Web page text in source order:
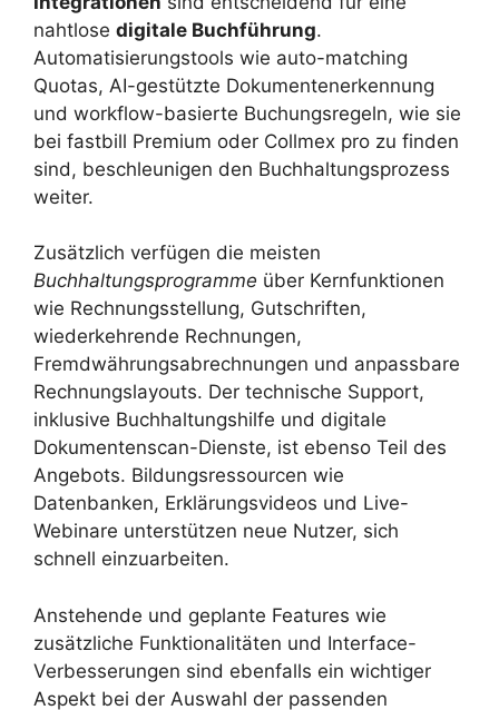
nahtlose digitale Buchführung.
Automatisierungstools wie auto-matching
Quotas, AI-gestützte Dokumentenerkennung
und workflow-basierte Buchungsregeln, wie sie
bei fastbill Premium oder Collmex pro zu finden
sind, beschleunigen den Buchhaltungsprozess
weiter.
Zusätzlich verfügen die meisten
Buchhaltungsprogramme über Kernfunktionen
wie Rechnungsstellung, Gutschriften,
wiederkehrende Rechnungen,
Fremdwährungsabrechnungen und anpassbare
Rechnungslayouts. Der technische Support,
inklusive Buchhaltungshilfe und digitale
Dokumentenscan-Dienste, ist ebenso Teil des
Angebots. Bildungsressourcen wie
Datenbanken, Erklärungsvideos und Live-
Webinare unterstützen neue Nutzer, sich
schnell einzuarbeiten.
Anstehende und geplante Features wie
zusätzliche Funktionalitäten und Interface-
Verbesserungen sind ebenfalls ein wichtiger
Aspekt bei der Auswahl der passenden